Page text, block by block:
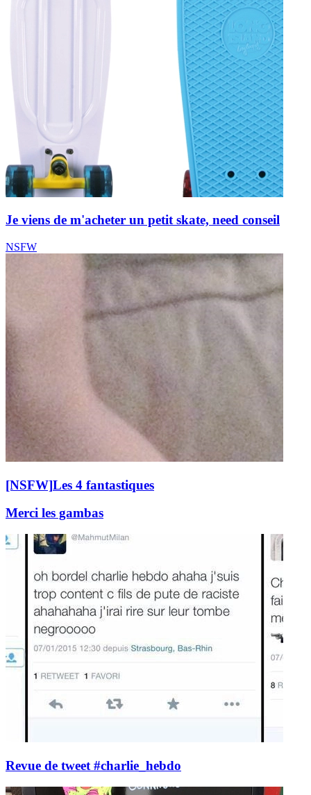
Je viens de m'acheter un petit skate, need conseil
NSFW
[NSFW]Les 4 fantastiques
Merci les gambas
Revue de tweet #charlie_hebdo